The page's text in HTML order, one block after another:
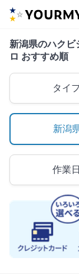
新潟県のハクビ
ロ おすすめ順
タイ
新潟
作業